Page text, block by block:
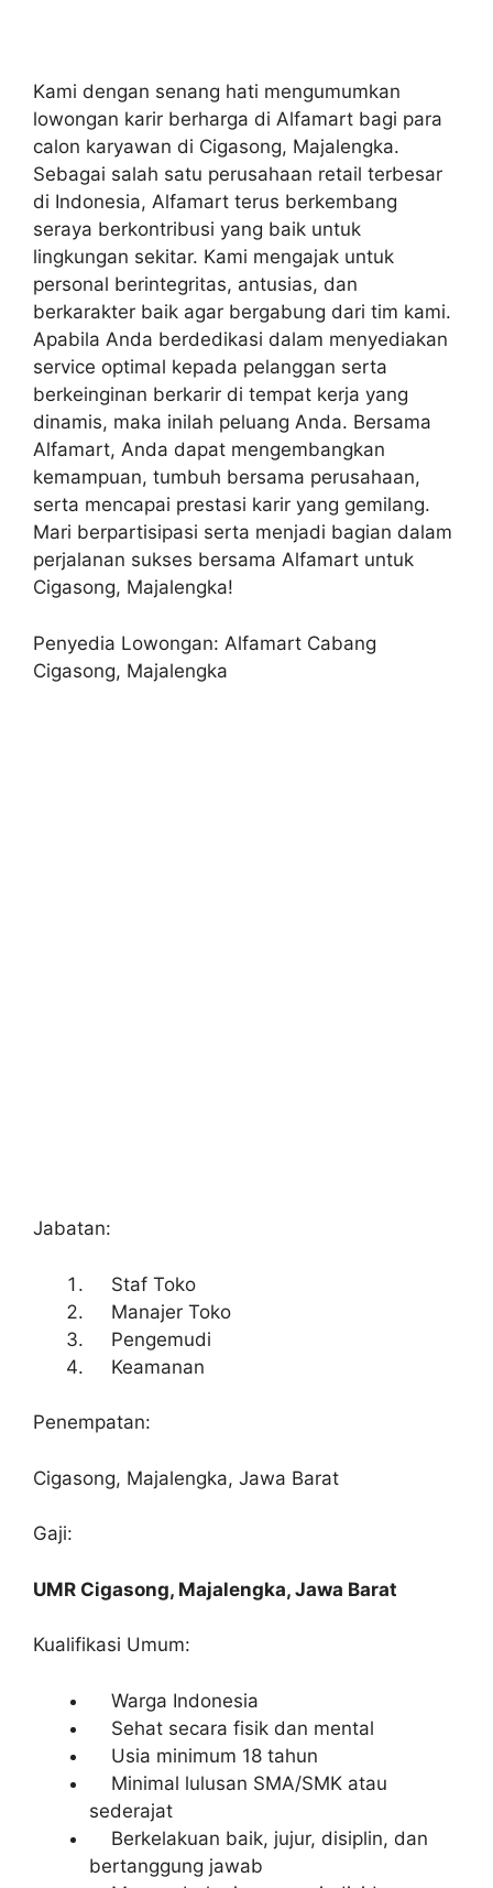
Kami dengan senang hati mengumumkan
lowongan karir berharga di Alfamart bagi para
calon karyawan di Cigasong, Majalengka.
Sebagai salah satu perusahaan retail terbesar
di Indonesia, Alfamart terus berkembang
seraya berkontribusi yang baik untuk
lingkungan sekitar. Kami mengajak untuk
personal berintegritas, antusias, dan
berkarakter baik agar bergabung dari tim kami.
Apabila Anda berdedikasi dalam menyediakan
service optimal kepada pelanggan serta
berkeinginan berkarir di tempat kerja yang
dinamis, maka inilah peluang Anda. Bersama
Alfamart, Anda dapat mengembangkan
kemampuan, tumbuh bersama perusahaan,
serta mencapai prestasi karir yang gemilang.
Mari berpartisipasi serta menjadi bagian dalam
perjalanan sukses bersama Alfamart untuk
Cigasong, Majalengka!
Penyedia Lowongan: Alfamart Cabang
Cigasong, Majalengka
Jabatan:
Staf Toko
Manajer Toko
Pengemudi
Keamanan
Penempatan:
Cigasong, Majalengka, Jawa Barat
Gaji:
UMR Cigasong, Majalengka, Jawa Barat
Kualifikasi Umum:
Warga Indonesia
Sehat secara fisik dan mental
Usia minimum 18 tahun
Minimal lulusan SMA/SMK atau
sederajat
Berkelakuan baik, jujur, disiplin, dan
bertanggung jawab